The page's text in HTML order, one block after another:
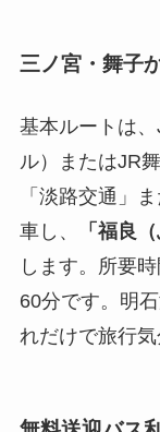
三ノ宮・舞子
基本ルートは
ル）またはJR
「淡路交通」
車し、
「福良
します。所要
60分です。明
れだけで旅行気